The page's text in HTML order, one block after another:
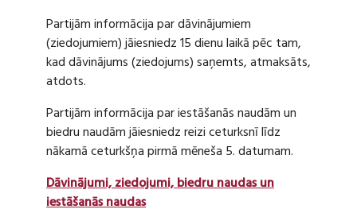
Partijām informācija par dāvinājumiem
(ziedojumiem) jāiesniedz 15 dienu laikā pēc tam,
kad dāvinājums (ziedojums) saņemts, atmaksāts,
atdots.
Partijām informācija par iestāšanās naudām un
biedru naudām jāiesniedz reizi ceturksnī līdz
nākamā ceturkšņa pirmā mēneša 5. datumam.
Dāvinājumi, ziedojumi, biedru naudas un
iestāšanās naudas